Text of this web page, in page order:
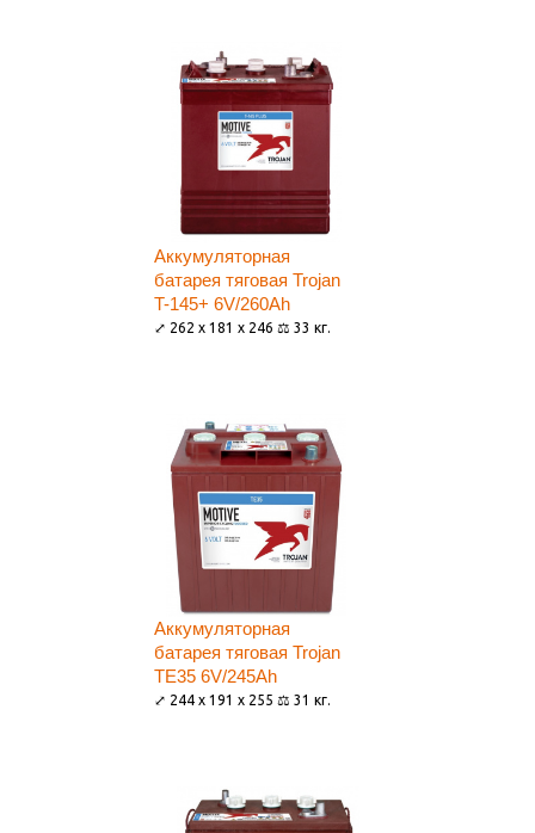
Аккумуляторная
батарея тяговая Trojan
T-145+ 6V/260Ah
⤢ 262 x 181 x 246 ⚖ 33 кг.
Аккумуляторная
батарея тяговая Trojan
TE35 6V/245Ah
⤢ 244 x 191 x 255 ⚖ 31 кг.